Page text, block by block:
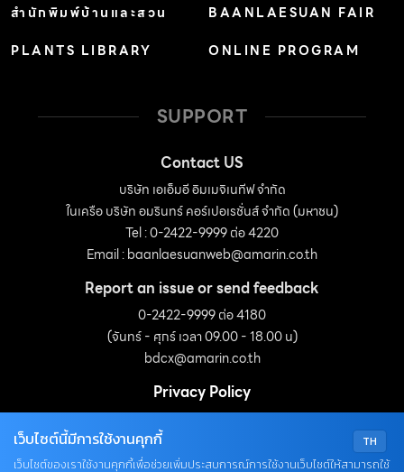
สำนักพิมพ์บ้านและสวน
PLANTS LIBRARY
BAANLAESUAN FAIR
ONLINE PROGRAM
SUPPORT
Contact US
บริษัท เอเอ็มอี อิมเมจิเนทีฟ จำกัด
ในเครือ บริษัท อมรินทร์ คอร์เปอเรชั่นส์ จำกัด (มหาชน)
Tel : 0-2422-9999 ต่อ 4220
Email :baanlaesuanweb@amarin.co.th
Report an issue or send feedback
0-2422-9999 ต่อ 4180
(จันทร์ - ศุกร์ เวลา 09.00 - 18.00 น)
bdcx@amarin.co.th
Privacy Policy
OUR SOCIALS
TH
เว็บไซต์นี้มีการใช้งานคุกกี้
เว็บไซต์ของเราใช้งานคุกกี้เพื่อช่วยเพิ่มประสบการณ์การใช้งานเว็บไซต์ให้สามารถใช้